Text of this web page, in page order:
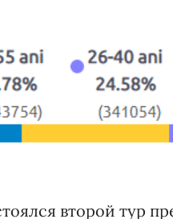
второй тур